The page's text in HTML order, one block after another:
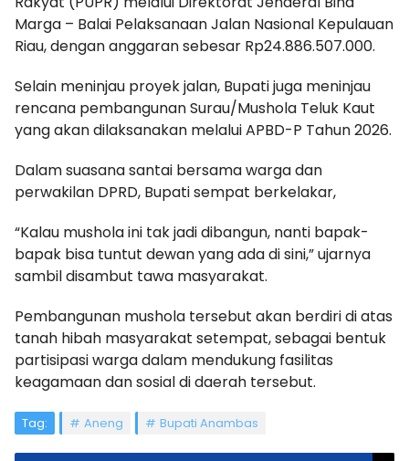
Marga – Balai Pelaksanaan Jalan Nasional Kepulauan
Riau, dengan anggaran sebesar Rp24.886.507.000.
Selain meninjau proyek jalan, Bupati juga meninjau
rencana pembangunan Surau/Mushola Teluk Kaut
yang akan dilaksanakan melalui APBD-P Tahun 2026.
Dalam suasana santai bersama warga dan
perwakilan DPRD, Bupati sempat berkelakar,
“Kalau mushola ini tak jadi dibangun, nanti bapak-
bapak bisa tuntut dewan yang ada di sini,” ujarnya
sambil disambut tawa masyarakat.
Pembangunan mushola tersebut akan berdiri di atas
tanah hibah masyarakat setempat, sebagai bentuk
partisipasi warga dalam mendukung fasilitas
keagamaan dan sosial di daerah tersebut.
Tag: Aneng Bupati Anambas